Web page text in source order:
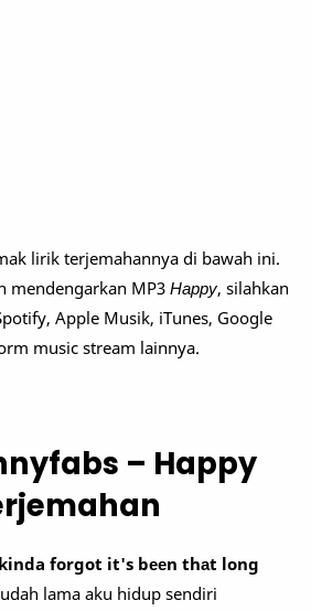
lirik terjemahannya di bawah ini.
mendengarkan MP3 Happy, silahkan
Apple Musik, iTunes, Google
music stream lainnya.
– Happy
forgot it's bееn thаt long
lama aku hidup sendiri